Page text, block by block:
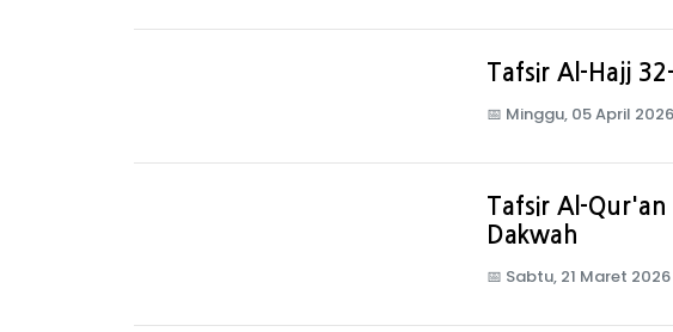
Tafsir Al-Hajj
📅 Minggu, 05 April
Tafsir Al-
Dakwah
📅 Sabtu, 21 Maret 2026